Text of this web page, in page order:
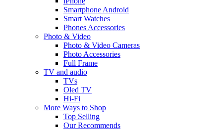
Smartphone Android
Smart Watches
Phones Accessories
Photo & Video
Photo & Video Cameras
Photo Accessories
Full Frame
TV and audio
TVs
Oled TV
Hi-Fi
More Ways to Shop
Top Selling
Our Recommends